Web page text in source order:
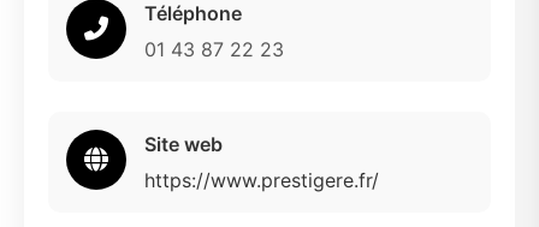
Téléphone
01 43 87 22 23
Site web
https://www.prestigere.fr/